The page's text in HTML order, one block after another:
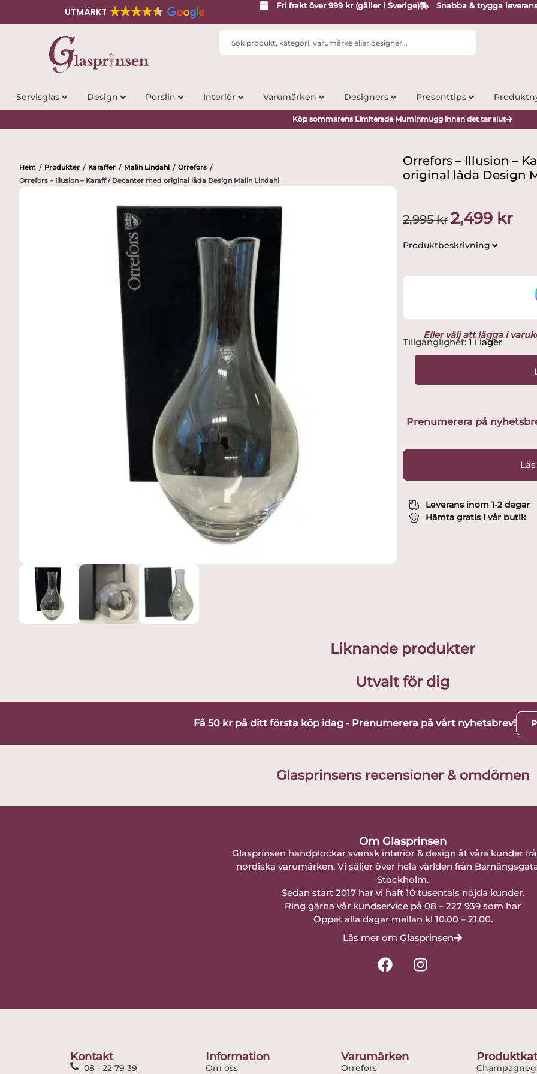
UTMÄRKT
Fri frakt över 999 kr (gäller i Sverige) Snabba & trygga
Search
Servisglas Design Porslin Interiör Varumärken Designers Presenttips
Köp sommarens Limiterade Muminmugg innan det tar slut
Hem / Produkter / Karaffer / Malin Lindahl / Orrefors /
Orrefors – Illusion – Karaff / Decanter med original låda Design Malin Lindahl
Orrefors – Illusion –
original låda Design
2,995kr Det
ursprungliga
priset
2,499 krDet
Produktbeskrivning
Eller välj att lägga i
Tillgänglighet: 1 i lager
Orrefors
Decanter
original
Lindahl
mängd
Prenumerera på
Leverans inom 1-2 dagar
Hämta gratis i vår butik
Liknande produkter
Utvalt för dig
Få 50 kr på ditt första köp idag - Prenumerera på vårt nyhetsbrev!
Glasprinsens recensioner & omdömen
Om Glasprinsen
Glasprinsen handplockar svensk interiör & design åt våra kunder
nordiska varumärken. Vi säljer över hela världen från
Stockholm.
Sedan start 2017 har vi haft 10 tusentals nöjda kunder.
Ring gärna vår kundservice på 08 – 227 939 som har
Öppet alla dagar mellan kl 10.00 – 21.00.
Läs mer om Glasprinsen
F
a
k
I
n
Kontakt
08 - 22 79 39
Information
Om oss
Varumärken
Orrefors